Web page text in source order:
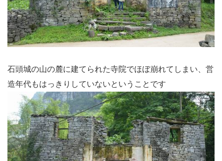
石頭城の山の麓に建てられた寺院でほぼ崩れてしまい、営
造年代もはっきりしていないということです